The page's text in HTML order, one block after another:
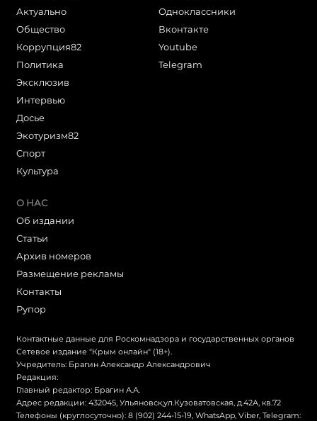
Актуально
Общество
Коррупция82
Политика
Эксклюзив
Интервью
Досье
Экотуризм82
Cпорт
Культура
Одноклассники
Вконтакте
Youtube
Telegram
О НАС
Об издании
Статьи
Архив номеров
Размещение рекламы
Контакты
Рупор
Контактные данные для Роскомнадзора и государственных органов
Сетевое издание "Крым онлайн" (18+).
Учредитель: Брагин Александр Александрович
Редакция:
Главный редактор: Брагин А.А.
Адрес редакции: 432045, Ульяновск,ул.Кузоватовская, д.42А, кв.72
Телефоны (круглосуточно): 8 (902) 244-15-19, WhatsApp, Viber, Telegram: